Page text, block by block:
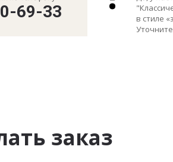
69-33
в стиле
заказ